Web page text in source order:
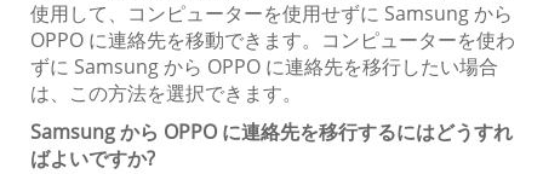
使用して、コンピューターを使用せずに Samsung から
OPPO に連絡先を移動できます。コンピューターを使わ
ずに Samsung から OPPO に連絡先を移行したい場合
は、この方法を選択できます。
Samsung から OPPO に連絡先を移行するにはどうすれ
ばよいですか?